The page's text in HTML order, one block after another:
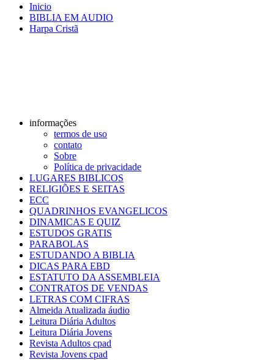
Inicio
BIBLIA EM AUDIO
Harpa Cristã
informações
termos de uso
contato
Sobre
Política de privacidade
LUGARES BIBLICOS
RELIGIÕES E SEITAS
ECC
QUADRINHOS EVANGELICOS
DINAMICAS E QUIZ
ESTUDOS GRATIS
PARABOLAS
ESTUDANDO A BIBLIA
DICAS PARA EBD
ESTATUTO DA ASSEMBLEIA
CONTRATOS DE VENDAS
LETRAS COM CIFRAS
Almeida Atualizada áudio
Leitura Diária Adultos
Leitura Diária Jovens
Revista Adultos cpad
Revista Jovens cpad